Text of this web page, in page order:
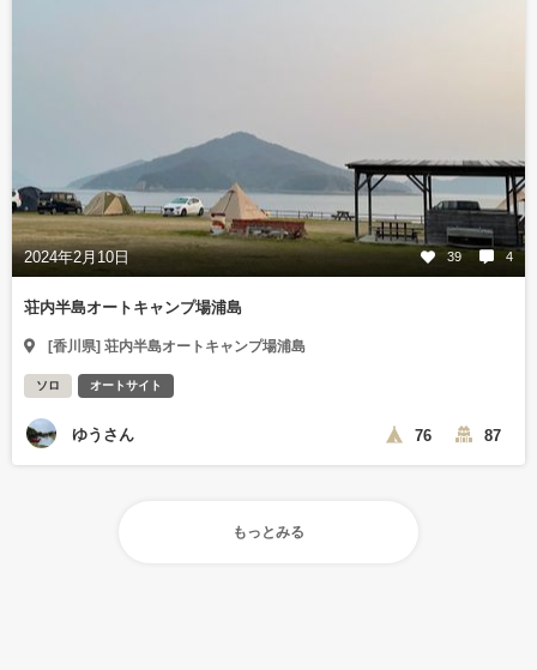
2024年2月10日 39 4
荘内半島オートキャンプ場浦島
[香川県] 荘内半島オートキャンプ場浦島
ソロ オートサイト
ゆうさん 76 87
もっとみる